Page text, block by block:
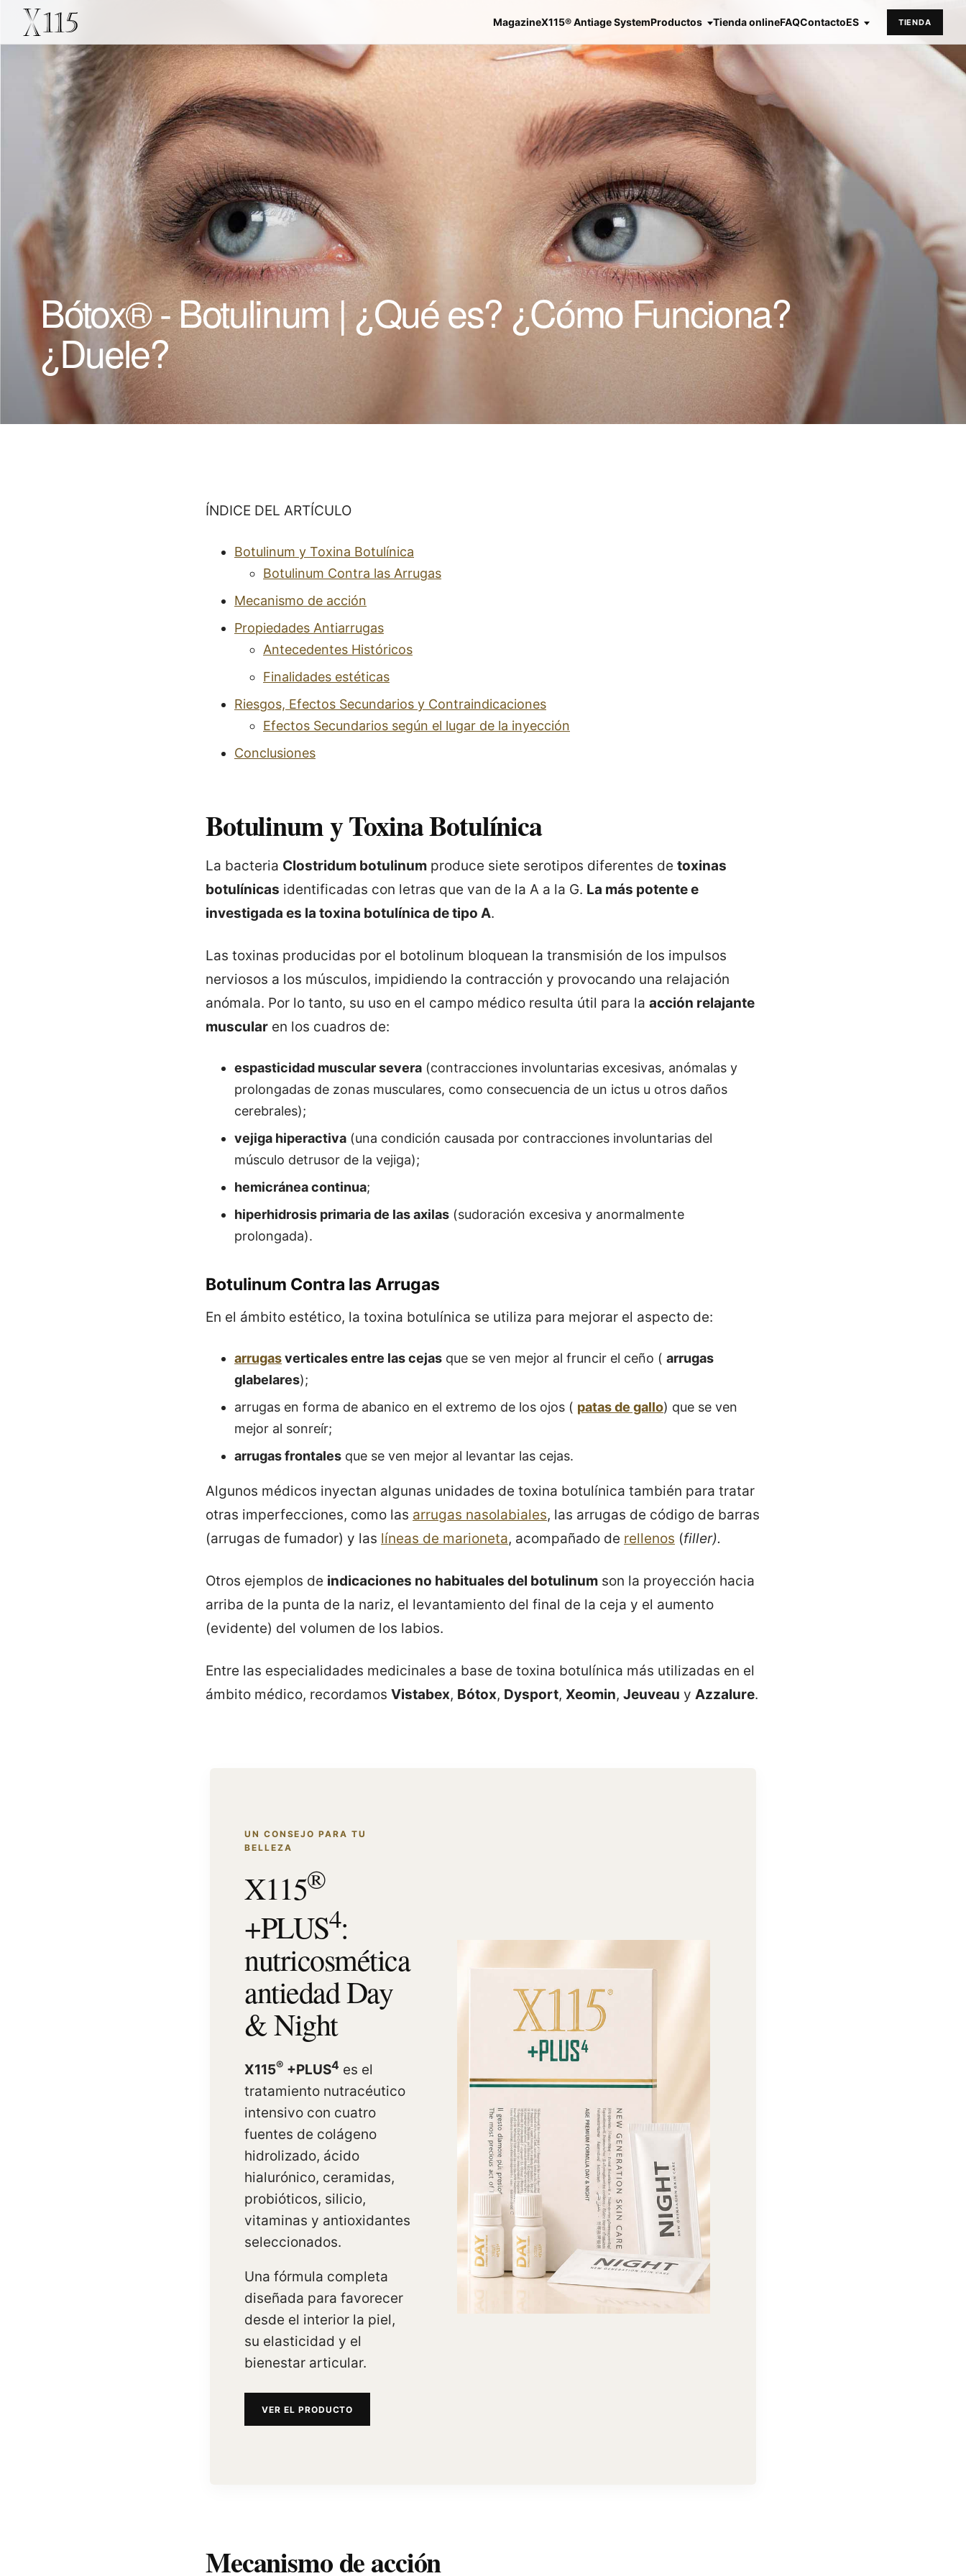
MagazineX115® Antiage SystemProductos Tienda onlineFAQContactoES TIENDA
Bótox® - Botulinum | ¿Qué es? ¿Cómo Funciona?
¿Duele?
ÍNDICE DEL ARTÍCULO
Botulinum y Toxina Botulínica
Botulinum Contra las Arrugas
Mecanismo de acción
Propiedades Antiarrugas
Antecedentes Históricos
Finalidades estéticas
Riesgos, Efectos Secundarios y Contraindicaciones
Efectos Secundarios según el lugar de la inyección
Conclusiones
Botulinum y Toxina Botulínica
La bacteria Clostridum botulinum produce siete serotipos diferentes de toxinas
botulínicas identificadas con letras que van de la A a la G. La más potente e
investigada es la toxina botulínica de tipo A.
Las toxinas producidas por el botolinum bloquean la transmisión de los impulsos
nerviosos a los músculos, impidiendo la contracción y provocando una relajación
anómala. Por lo tanto, su uso en el campo médico resulta útil para la acción relajante
muscular en los cuadros de:
espasticidad muscular severa (contracciones involuntarias excesivas, anómalas y
prolongadas de zonas musculares, como consecuencia de un ictus u otros daños
cerebrales);
vejiga hiperactiva (una condición causada por contracciones involuntarias del
músculo detrusor de la vejiga);
hemicránea continua;
hiperhidrosis primaria de las axilas (sudoración excesiva y anormalmente
prolongada).
Botulinum Contra las Arrugas
En el ámbito estético, la toxina botulínica se utiliza para mejorar el aspecto de:
arrugasverticales entre las cejas que se ven mejor al fruncir el ceño ( arrugas
glabelares);
arrugas en forma de abanico en el extremo de los ojos ( patas de gallo) que se ven
mejor al sonreír;
arrugas frontales que se ven mejor al levantar las cejas.
Algunos médicos inyectan algunas unidades de toxina botulínica también para tratar
otras imperfecciones, como las arrugas nasolabiales, las arrugas de código de barras
(arrugas de fumador) y las líneas de marioneta, acompañado de rellenos (filler).
Otros ejemplos de indicaciones no habituales del botulinum son la proyección hacia
arriba de la punta de la nariz, el levantamiento del final de la ceja y el aumento
(evidente) del volumen de los labios.
Entre las especialidades medicinales a base de toxina botulínica más utilizadas en el
ámbito médico, recordamos Vistabex, Bótox, Dysport, Xeomin, Jeuveau y Azzalure.
UN CONSEJO PARA TU
BELLEZA
X115®
+PLUS4:
nutricosmética
antiedad Day
& Night
X115® +PLUS4 es el
tratamiento nutracéutico
intensivo con cuatro
fuentes de colágeno
hidrolizado, ácido
hialurónico, ceramidas,
probióticos, silicio,
vitaminas y antioxidantes
seleccionados.
Una fórmula completa
diseñada para favorecer
desde el interior la piel,
su elasticidad y el
bienestar articular.
VER EL PRODUCTO
Mecanismo de acción